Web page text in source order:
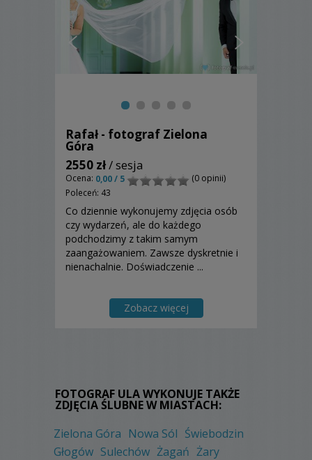
Rafał - fotograf Zielona
Góra
2550 zł/ sesja
Ocena: 0,00 / 5
(0 opinii)
Poleceń: 43
Co dziennie wykonujemy zdjęcia osób
czy wydarzeń, ale do każdego
podchodzimy z takim samym
zaangażowaniem. Zawsze dyskretnie i
nienachalnie. Doświadczenie ...
Zobacz więcej
FOTOGRAF ULA WYKONUJE TAKŻE
ZDJĘCIA ŚLUBNE W MIASTACH:
Zielona Góra Nowa Sól Świebodzin
Głogów Sulechów Żagań Żary